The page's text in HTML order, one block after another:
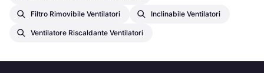
Filtro Rimovibile Ventilatori Inclinabile Ventilatori
Ventilatore Riscaldante Ventilatori